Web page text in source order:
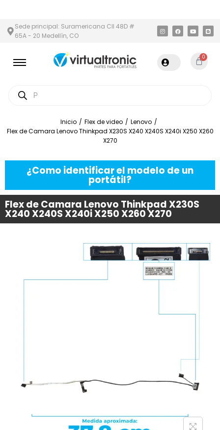
Sede principal: Suramericana Cll 48D #
65A - 20 Medellín, CO
0
Inicio / Flex de video / Lenovo /
Flex de Camara Lenovo Thinkpad X230S X240 X240S X240i X250 X260
X270
¿Como identificar el modelo de un
portátil?
Flex de Camara Lenovo Thinkpad X230S
X240 X240S X240i X250 X260 X270